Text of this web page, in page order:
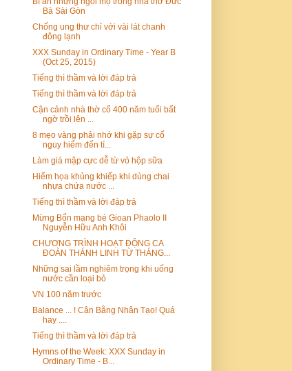
Bà Sài Gòn
Chống ung thư chỉ với vài lát chanh
đông lạnh
XXX Sunday in Ordinary Time - Year B
(Oct 25, 2015)
Tiếng thì thầm và lời đáp trả
Tiếng thì thầm và lời đáp trả
Cận cảnh nhà thờ cổ 400 năm tuổi bất
ngờ trồi lên ...
8 mẹo vàng phải nhớ khi gặp sự cố
nguy hiểm đến tí...
Làm giá mập cực dễ từ vỏ hộp sữa
Hiểm họa khủng khiếp khi dùng chai
nhựa chứa nước ...
Tiếng thì thầm và lời đáp trả
Mừng Bổn mạng bé Gioan Phaolo II
Nguyễn Hữu Anh Khôi
CHƯƠNG TRÌNH HOẠT ĐỘNG CA
ĐOÀN THÁNH LINH TỪ THÁNG...
Những sai lầm nghiêm trọng khi uống
nước cần loại bỏ
VN 100 năm trước
Balance ... ! Cân Bằng Nhân Tạo! Quá
hay ....
Tiếng thì thầm và lời đáp trả
Hymns of the Week: XXX Sunday in
Ordinary Time - B...